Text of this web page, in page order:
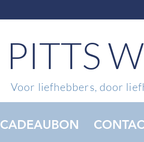
PITTS
Voor liefhebbers, door
CADEAUBON